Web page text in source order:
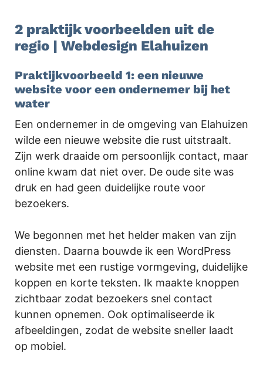
2 praktijk voorbeelden uit de
regio | Webdesign Elahuizen
Praktijkvoorbeeld 1: een nieuwe
website voor een ondernemer bij het
water
Een ondernemer in de omgeving van Elahuizen
wilde een nieuwe website die rust uitstraalt.
Zijn werk draaide om persoonlijk contact, maar
online kwam dat niet over. De oude site was
druk en had geen duidelijke route voor
bezoekers.
We begonnen met het helder maken van zijn
diensten. Daarna bouwde ik een WordPress
website met een rustige vormgeving, duidelijke
koppen en korte teksten. Ik maakte knoppen
zichtbaar zodat bezoekers snel contact
kunnen opnemen. Ook optimaliseerde ik
afbeeldingen, zodat de website sneller laadt
op mobiel.